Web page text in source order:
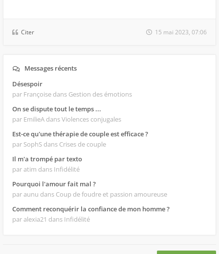
Citer 15 mai 2023, 07:06
Messages récents
Désespoir
par Françoise dans Gestion des émotions
On se dispute tout le temps ...
par EmilieA dans Violences conjugales
Est-ce qu'une thérapie de couple est efficace ?
par SophS dans Crises de couple
Il m'a trompé par texto
par atim dans Infidélité
Pourquoi l'amour fait mal ?
par aunu dans Coup de foudre et passion amoureuse
Comment reconquérir la confiance de mon homme ?
par alexia21 dans Infidélité